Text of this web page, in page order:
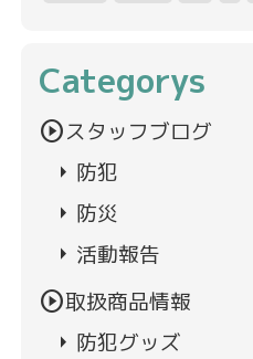
Categorys
play_circleスタッフブログ
arrow_right 防犯
arrow_right 防災
arrow_right 活動報告
play_circle取扱商品情報
arrow_right 防犯グッズ